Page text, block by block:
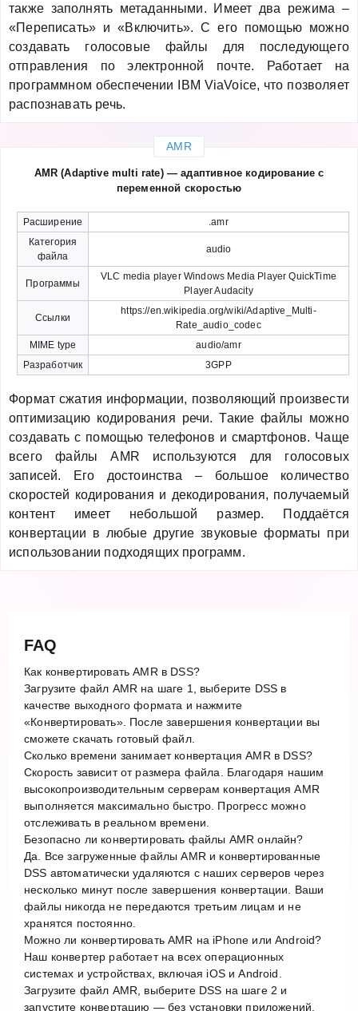
также заполнять метаданными. Имеет два режима –
«Переписать» и «Включить». С его помощью можно
создавать голосовые файлы для последующего
отправления по электронной почте. Работает на
программном обеспечении IBM ViaVoice, что позволяет
распознавать речь.
AMR
AMR (Adaptive multi rate) — адаптивное кодирование с
переменной скоростью
Расширение
.amr
Категория
файла
audio
Программы
VLC media player Windows Media Player QuickTime
Player Audacity
Ссылки
https://en.wikipedia.org/wiki/Adaptive_Multi-
Rate_audio_codec
MIME type
audio/amr
Разработчик
3GPP
Формат сжатия информации, позволяющий произвести
оптимизацию кодирования речи. Такие файлы можно
создавать с помощью телефонов и смартфонов. Чаще
всего файлы AMR используются для голосовых
записей. Его достоинства – большое количество
скоростей кодирования и декодирования, получаемый
контент имеет небольшой размер. Поддаётся
конвертации в любые другие звуковые форматы при
использовании подходящих программ.
FAQ
Как конвертировать AMR в DSS?
Загрузите файл AMR на шаге 1, выберите DSS в
качестве выходного формата и нажмите
«Конвертировать». После завершения конвертации вы
сможете скачать готовый файл.
Сколько времени занимает конвертация AMR в DSS?
Скорость зависит от размера файла. Благодаря нашим
высокопроизводительным серверам конвертация AMR
выполняется максимально быстро. Прогресс можно
отслеживать в реальном времени.
Безопасно ли конвертировать файлы AMR онлайн?
Да. Все загруженные файлы AMR и конвертированные
DSS автоматически удаляются с наших серверов через
несколько минут после завершения конвертации. Ваши
файлы никогда не передаются третьим лицам и не
хранятся постоянно.
Можно ли конвертировать AMR на iPhone или Android?
Наш конвертер работает на всех операционных
системах и устройствах, включая iOS и Android.
Загрузите файл AMR, выберите DSS на шаге 2 и
запустите конвертацию — без установки приложений.